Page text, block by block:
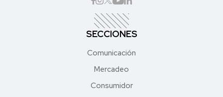
SECCIONES
Comunicación
Mercadeo
Consumidor